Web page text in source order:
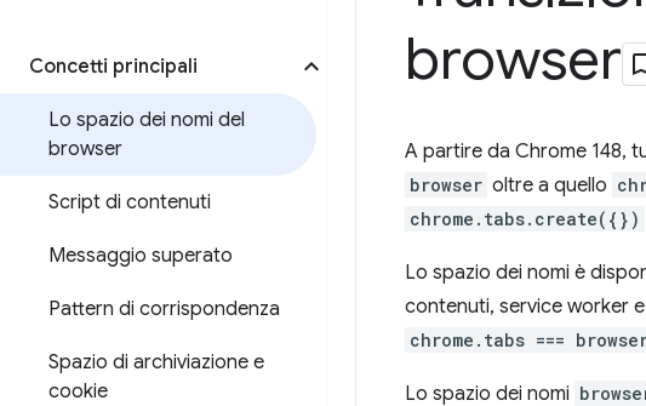
Concetti principali
Lo spazio dei nomi del
browser
Script di contenuti
Messaggio superato
Pattern di corrispondenza
Spazio di archiviazione e
cookie
browser
A partire da Chrome 148,
browser oltre a quello
chrome.tabs.create({})
Lo spazio dei nomi è
contenuti, service worker
chrome.tabs ===
Lo spazio dei nomi